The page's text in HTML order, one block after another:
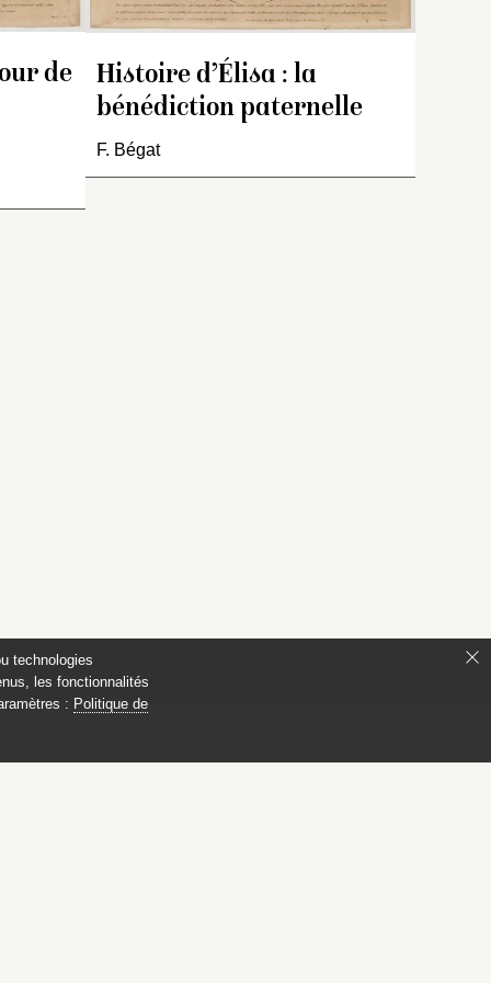
de
Histoire d’Élisa : la
bénédiction paternelle
F. Bégat
technologies
les fonctionnalités
: Politique de